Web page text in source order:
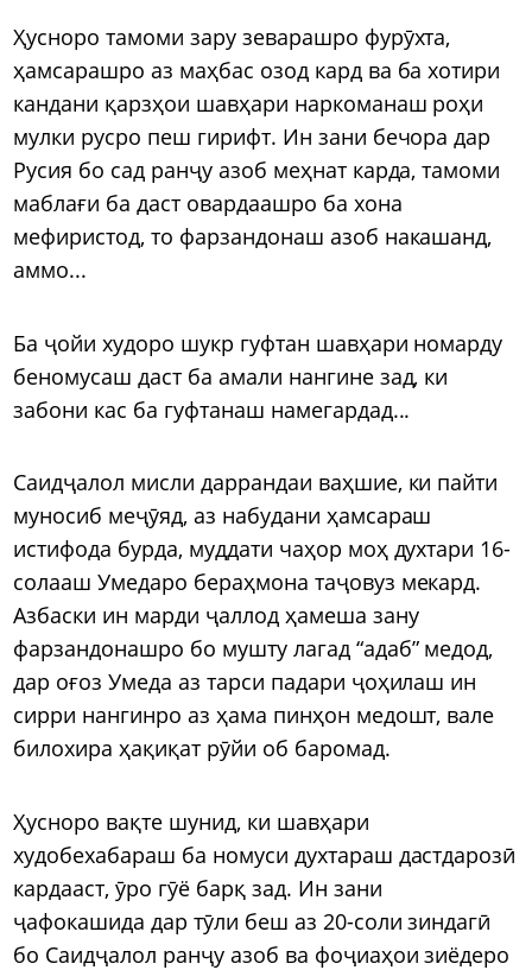
Ҳусноро тамоми зару зеварашро фурӯхта,
ҳамсарашро аз маҳбас озод кард ва ба хотири
кандани қарзҳои шавҳари наркоманаш роҳи
мулки русро пеш гирифт. Ин зани бечора дар
Русия бо сад ранҷу азоб меҳнат карда, тамоми
маблағи ба даст овардаашро ба хона
мефиристод, то фарзандонаш азоб накашанд,
аммо...
Ба ҷойи худоро шукр гуфтан шавҳари номарду
беномусаш даст ба амали нангине зад, ки
забони кас ба гуфтанаш намегардад...
Саидҷалол мисли даррандаи ваҳшие, ки пайти
муносиб меҷӯяд, аз набудани ҳамсараш
истифода бурда, муддати чаҳор моҳ духтари 16-
солааш Умедаро бераҳмона таҷовуз мекард.
Азбаски ин марди ҷаллод ҳамеша зану
фарзандонашро бо мушту лагад “адаб” медод,
дар оғоз Умеда аз тарси падари ҷоҳилаш ин
сирри нангинро аз ҳама пинҳон медошт, вале
билохира ҳақиқат рӯйи об баромад.
Ҳусноро вақте шунид, ки шавҳари
худобехабараш ба номуси духтараш дастдарозӣ
кардааст, ӯро гӯё барқ зад. Ин зани
ҷафокашида дар тӯли беш аз 20-соли зиндагӣ
бо Саидҷалол ранҷу азоб ва фоҷиаҳои зиёдеро